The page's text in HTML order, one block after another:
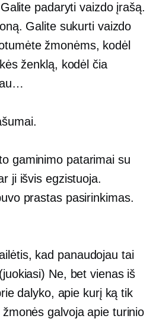
padaryti vaizdo įrašą.
Galite sukurti vaizdo
žmonėms, kodėl
ženklą, kodėl čia
gaminimo patarimai su
ji išvis egzistuoja.
prastas pasirinkimas.
kad panaudojau tai
Ne, bet vienas iš
dalyko, apie kurį ką tik
galvoja apie turinio